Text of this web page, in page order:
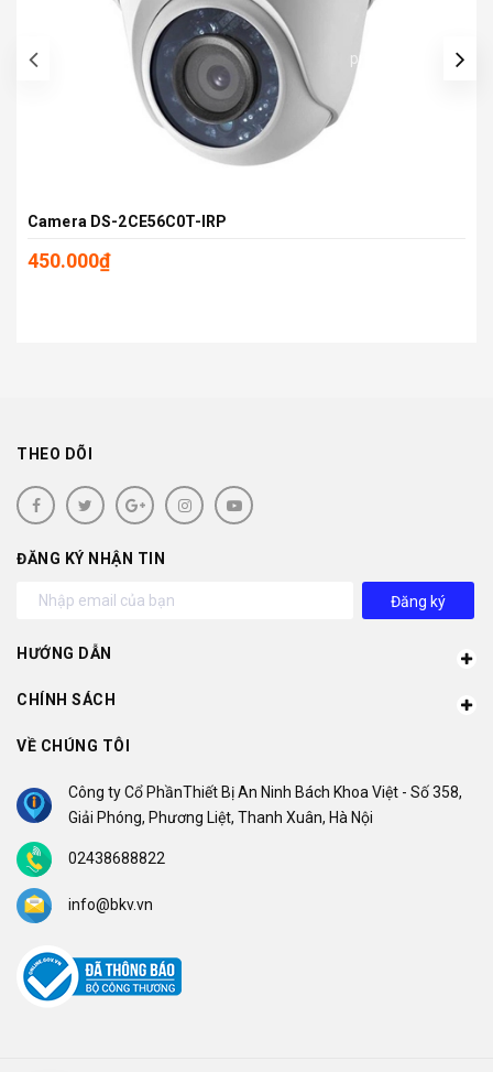
Camera DS-2CE56C0T-IRP
450.000₫
prev
THEO DÕI
ĐĂNG KÝ NHẬN TIN
Đăng ký
HƯỚNG DẪN
CHÍNH SÁCH
VỀ CHÚNG TÔI
Công ty Cổ PhầnThiết Bị An Ninh Bách Khoa Việt - Số 358,
Giải Phóng, Phương Liệt, Thanh Xuân, Hà Nội
02438688822
info@bkv.vn